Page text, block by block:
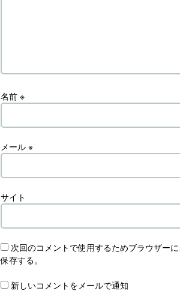
名前 ※
メール ※
サイト
次回のコメントで使用するためブラウザー
保存する。
新しいコメントをメールで通知